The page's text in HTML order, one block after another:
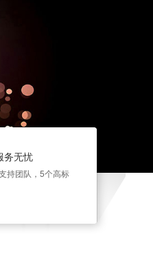
务无忧
持团队，5个高标